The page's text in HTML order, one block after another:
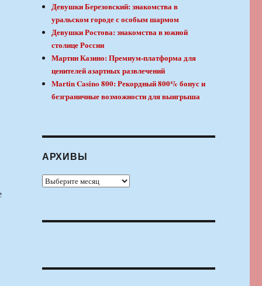
Девушки Березовский: знакомства в
уральском городе с особым шармом
Девушки Ростова: знакомства в южной
столице России
Мартин Казино: Премиум-платформа для
ценителей азартных развлечений
Martin Casino 800: Рекордный 800% бонус и
безграничные возможности для выигрыша
АРХИВЫ
Архивы